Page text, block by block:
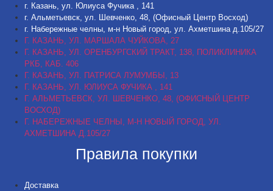
г. Казань, ул. Юлиуса Фучика , 141
г. Альметьевск, ул. Шевченко, 48, (Офисный Центр Восход)
г. Набережные челны, м-н Новый город, ул. Ахметшина д.105/27
Г. КАЗАНЬ, УЛ. МАРШАЛА ЧУЙКОВА, 27
Г. КАЗАНЬ, УЛ. ОРЕНБУРГСКИЙ ТРАКТ, 138, ПОЛИКЛИНИКА
РКБ, КАБ. 406
Г. КАЗАНЬ, УЛ. ПАТРИСА ЛУМУМБЫ, 13
Г. КАЗАНЬ, УЛ. ЮЛИУСА ФУЧИКА , 141
Г. АЛЬМЕТЬЕВСК, УЛ. ШЕВЧЕНКО, 48, (ОФИСНЫЙ ЦЕНТР
ВОСХОД)
Г. НАБЕРЕЖНЫЕ ЧЕЛНЫ, М-Н НОВЫЙ ГОРОД, УЛ.
АХМЕТШИНА Д.105/27
Правила покупки
Доставка